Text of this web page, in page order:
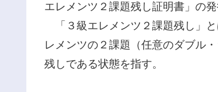
エレメンツ２課題残し証明書」の
「３級エレメンツ２課題残し」
レメンツの２課題（任意のダブル
残しである状態を指す。